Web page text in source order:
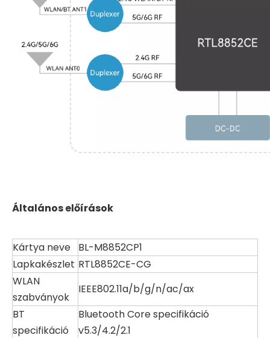
Általános előírások
Kártya neve
BL-M8852CP1
Lapkakészlet RTL8852CE-CG
WLAN
szabványok
IEEE802.11a/b/g/n/ac/ax
BT
specifikáció
Bluetooth Core specifikáció
v5.3/4.2/2.1